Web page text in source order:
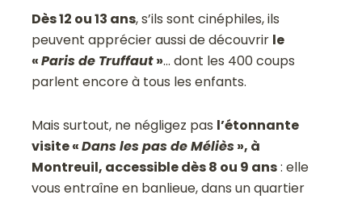
Dès 12 ou 13 ans, s’ils sont cinéphiles, ils
peuvent apprécier aussi de découvrir le
«Paris de Truffaut»… dont les 400 coups
parlent encore à tous les enfants.
Mais surtout, ne négligez pas l’étonnante
visite «Dans les pas de Méliès», à
Montreuil, accessible dès 8 ou 9 ans: elle
vous entraîne en banlieue, dans un quartier